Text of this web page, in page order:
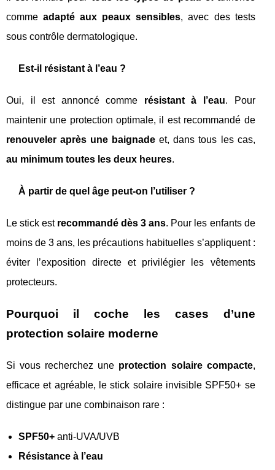
commeadapté aux peaux sensibles, avec des tests
sous contrôle dermatologique.
Est-il résistant à l’eau ?
Oui, il est annoncé comme résistant à l’eau. Pour
maintenir une protection optimale, il est recommandé de
renouveler après une baignade et, dans tous les cas,
au minimum toutes les deux heures.
À partir de quel âge peut-on l’utiliser ?
Le stick est recommandé dès 3 ans. Pour les enfants de
moins de 3 ans, les précautions habituelles s’appliquent :
éviter l’exposition directe et privilégier les vêtements
protecteurs.
Pourquoi il coche les cases d’une
protection solaire moderne
Si vous recherchez une protection solaire compacte,
efficace et agréable, le stick solaire invisible SPF50+ se
distingue par une combinaison rare :
SPF50+ anti-UVA/UVB
Résistance à l’eau